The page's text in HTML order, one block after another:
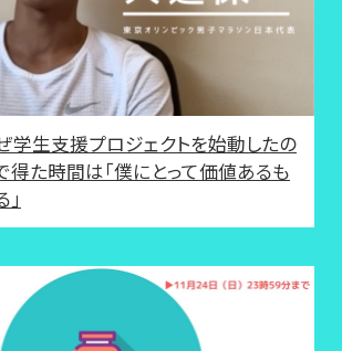
学生支援プロジェクトを始動したの
得た時間は「僕にとって価値あるも